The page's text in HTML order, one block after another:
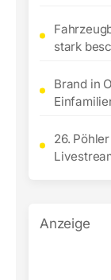
stark
Brand in
26.
Anzeige